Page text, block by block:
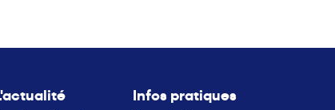
Infos pratiques